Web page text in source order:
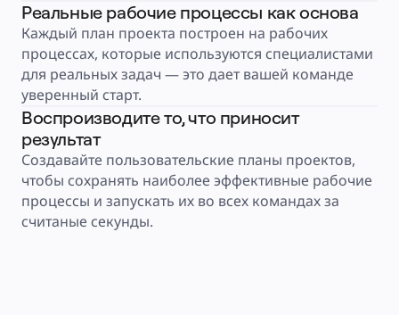
Реальные рабочие процессы как основа
Каждый план проекта построен на рабочих
процессах, которые используются специалистами
для реальных задач — это дает вашей команде
уверенный старт.
Воспроизводите то, что приносит
результат
Создавайте пользовательские планы проектов,
чтобы сохранять наиболее эффективные рабочие
процессы и запускать их во всех командах за
считаные секунды.